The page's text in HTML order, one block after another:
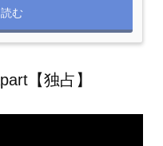
む
【独占】